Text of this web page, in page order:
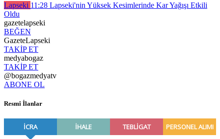
Lapseki 11:28 Lapseki'nin Yüksek Kesimlerinde Kar Yağışı Etkili
Oldu
gazetelapseki
BEĞEN
GazeteLapseki
TAKİP ET
medyabogaz
TAKİP ET
@bogazmedyatv
ABONE OL
Resmî İlanlar